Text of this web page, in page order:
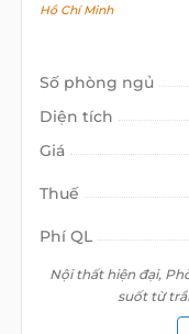
Hồ Chí Minh
Số phòng ngủ
Diện tích
Giá
Thuế
Phí QL
Nội thất hiện đại,
suốt từ